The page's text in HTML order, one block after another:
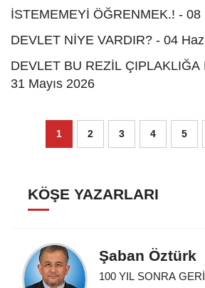
İSTEMEMEYİ ÖĞRENMEK.! -
DEVLET NİYE VARDIR? - 04
DEVLET BU REZİL ÇIPLAKLIĞA
31 Mayıs 2026
1 2 3 4 5
KÖŞE YAZARLARI
Şaban Öztürk
100 YIL SONRA